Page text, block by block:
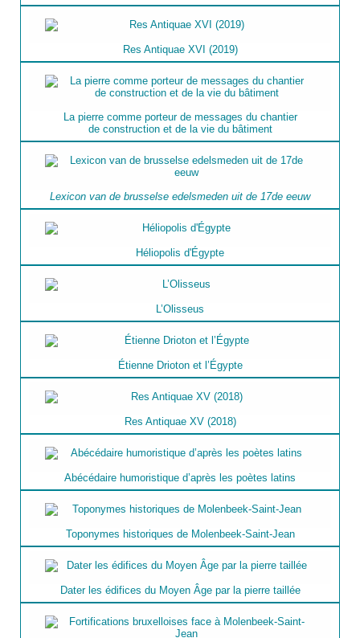
Res Antiquae XVI (2019)
La pierre comme porteur de messages du chantier
de construction et de la vie du bâtiment
Lexicon van de brusselse edelsmeden uit de 17de eeuw
Héliopolis d'Égypte
L’Olisseus
Étienne Drioton et l’Égypte
Res Antiquae XV (2018)
Abécédaire humoristique d’après les poètes latins
Toponymes historiques de Molenbeek-Saint-Jean
Dater les édifices du Moyen Âge par la pierre taillée